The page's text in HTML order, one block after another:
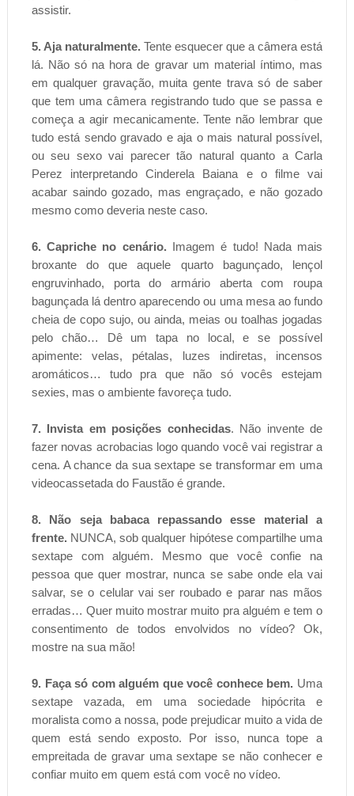
assistir.
5. Aja naturalmente. Tente esquecer que a câmera está
lá. Não só na hora de gravar um material íntimo, mas
em qualquer gravação, muita gente trava só de saber
que tem uma câmera registrando tudo que se passa e
começa a agir mecanicamente. Tente não lembrar que
tudo está sendo gravado e aja o mais natural possível,
ou seu sexo vai parecer tão natural quanto a Carla
Perez interpretando Cinderela Baiana e o filme vai
acabar saindo gozado, mas engraçado, e não gozado
mesmo como deveria neste caso.
6. Capriche no cenário. Imagem é tudo! Nada mais
broxante do que aquele quarto bagunçado, lençol
engruvinhado, porta do armário aberta com roupa
bagunçada lá dentro aparecendo ou uma mesa ao fundo
cheia de copo sujo, ou ainda, meias ou toalhas jogadas
pelo chão… Dê um tapa no local, e se possível
apimente: velas, pétalas, luzes indiretas, incensos
aromáticos… tudo pra que não só vocês estejam
sexies, mas o ambiente favoreça tudo.
7. Invista em posições conhecidas. Não invente de
fazer novas acrobacias logo quando você vai registrar a
cena. A chance da sua sextape se transformar em uma
videocassetada do Faustão é grande.
8. Não seja babaca repassando esse material a
frente. NUNCA, sob qualquer hipótese compartilhe uma
sextape com alguém. Mesmo que você confie na
pessoa que quer mostrar, nunca se sabe onde ela vai
salvar, se o celular vai ser roubado e parar nas mãos
erradas… Quer muito mostrar muito pra alguém e tem o
consentimento de todos envolvidos no vídeo? Ok,
mostre na sua mão!
9. Faça só com alguém que você conhece bem. Uma
sextape vazada, em uma sociedade hipócrita e
moralista como a nossa, pode prejudicar muito a vida de
quem está sendo exposto. Por isso, nunca tope a
empreitada de gravar uma sextape se não conhecer e
confiar muito em quem está com você no vídeo.